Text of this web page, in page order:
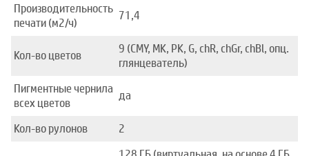
Производительность
печати (м2/ч)
71,4
Кол-во цветов
9 (СMY, MK, PK, G, chR, chGr, chBl, опц.
глянцеватель)
Пигментные чернила
всех цветов
да
Кол-во рулонов 2